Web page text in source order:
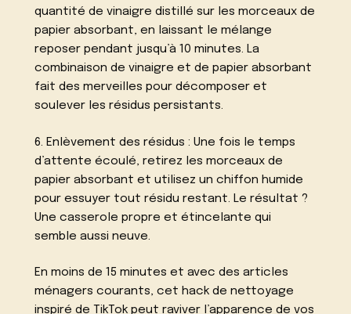
quantité de vinaigre distillé sur les morceaux de
papier absorbant, en laissant le mélange
reposer pendant jusqu’à 10 minutes. La
combinaison de vinaigre et de papier absorbant
fait des merveilles pour décomposer et
soulever les résidus persistants.
6. Enlèvement des résidus : Une fois le temps
d’attente écoulé, retirez les morceaux de
papier absorbant et utilisez un chiffon humide
pour essuyer tout résidu restant. Le résultat ?
Une casserole propre et étincelante qui
semble aussi neuve.
En moins de 15 minutes et avec des articles
ménagers courants, cet hack de nettoyage
inspiré de TikTok peut raviver l’apparence de vos